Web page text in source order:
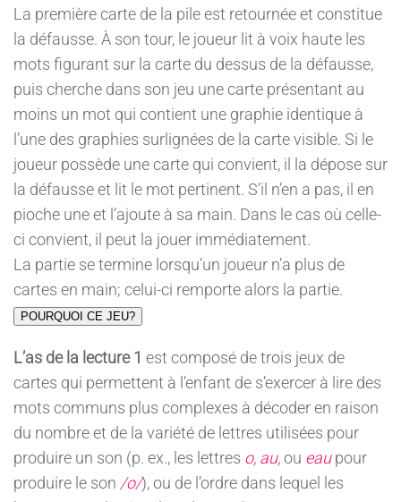
La première carte de la pile est retournée et constitue
la défausse. À son tour, le joueur lit à voix haute les
mots figurant sur la carte du dessus de la défausse,
puis cherche dans son jeu une carte présentant au
moins un mot qui contient une graphie identique à
l’une des graphies surlignées de la carte visible. Si le
joueur possède une carte qui convient, il la dépose sur
la défausse et lit le mot pertinent. S’il n’en a pas, il en
pioche une et l’ajoute à sa main. Dans le cas où celle-
ci convient, il peut la jouer immédiatement.
La partie se termine lorsqu’un joueur n’a plus de
cartes en main; celui-ci remporte alors la partie.
POURQUOI CE JEU?
L’as de la lecture 1 est composé de trois jeux de
cartes qui permettent à l’enfant de s’exercer à lire des
mots communs plus complexes à décoder en raison
du nombre et de la variété de lettres utilisées pour
produire un son (p. ex., les lettres o, au,ou eaupour
produire le son /o/), ou de l’ordre dans lequel les